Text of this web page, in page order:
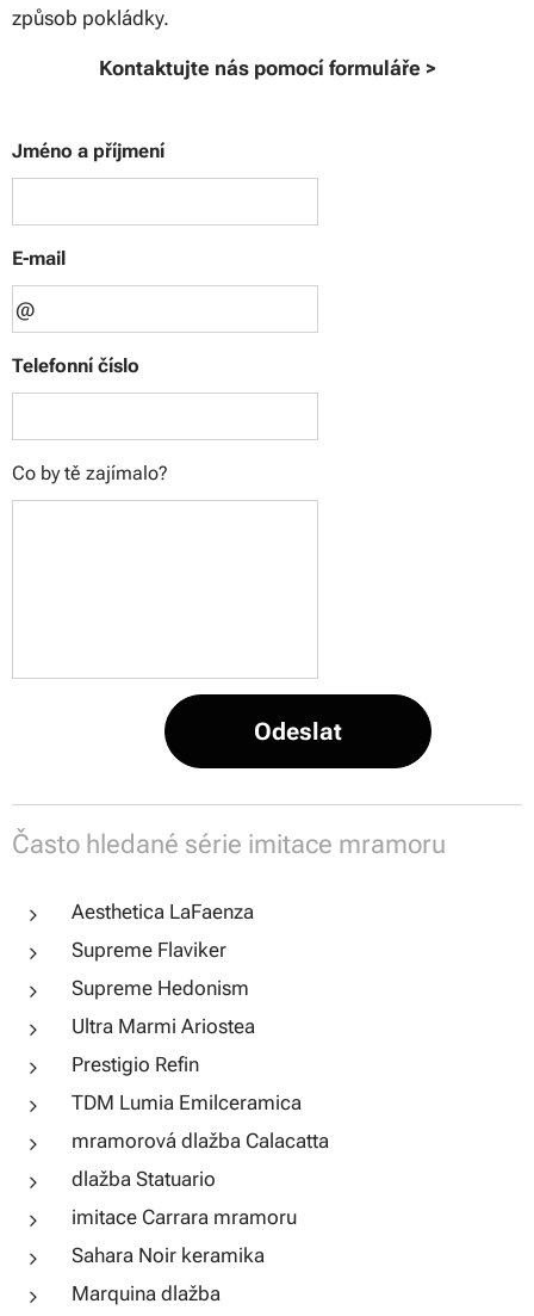
způsob pokládky.
Kontaktujte nás pomocí formuláře >
Jméno a příjmení
E-mail
Telefonní číslo
Co by tě zajímalo?
Odeslat
Často hledané série imitace mramoru
Aesthetica LaFaenza
Supreme Flaviker
Supreme Hedonism
Ultra Marmi Ariostea
Prestigio Refin
TDM Lumia Emilceramica
mramorová dlažba Calacatta
dlažba Statuario
imitace Carrara mramoru
Sahara Noir keramika
Marquina dlažba